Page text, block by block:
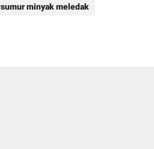
sumur minyak meledak